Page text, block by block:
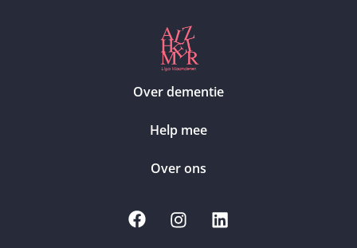
Over dementie
Help mee
Over ons